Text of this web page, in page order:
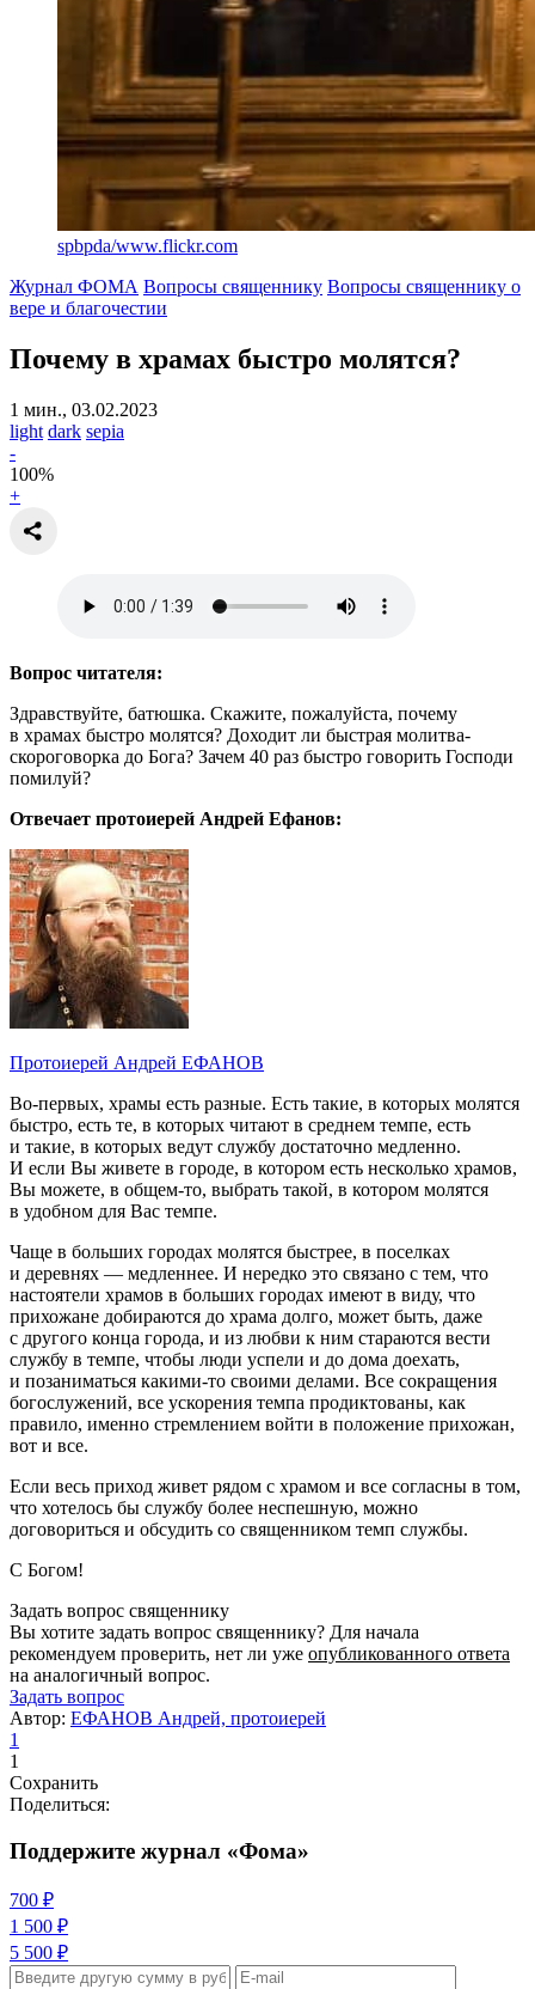
spbpda/www.flickr.com
Журнал ФОМА Вопросы священнику Вопросы священнику о
вере и благочестии
Почему в храмах быстро молятся?
1 мин., 03.02.2023
light dark sepia
-
100%
+
Вопрос читателя:
Здравствуйте, батюшка. Скажите, пожалуйста, почему
в храмах быстро молятся? Доходит ли быстрая молитва-
скороговорка до Бога? Зачем 40 раз быстро говорить Господи
помилуй?
Отвечает протоиерей Андрей Ефанов:
Протоиерей Андрей ЕФАНОВ
Во-первых, храмы есть разные. Есть такие, в которых молятся
быстро, есть те, в которых читают в среднем темпе, есть
и такие, в которых ведут службу достаточно медленно.
И если Вы живете в городе, в котором есть несколько храмов,
Вы можете, в общем-то, выбрать такой, в котором молятся
в удобном для Вас темпе.
Чаще в больших городах молятся быстрее, в поселках
и деревнях — медленнее. И нередко это связано с тем, что
настоятели храмов в больших городах имеют в виду, что
прихожане добираются до храма долго, может быть, даже
с другого конца города, и из любви к ним стараются вести
службу в темпе, чтобы люди успели и до дома доехать,
и позаниматься какими-то своими делами. Все сокращения
богослужений, все ускорения темпа продиктованы, как
правило, именно стремлением войти в положение прихожан,
вот и все.
Если весь приход живет рядом с храмом и все согласны в том,
что хотелось бы службу более неспешную, можно
договориться и обсудить со священником темп службы.
С Богом!
Задать вопрос священнику
Вы хотите задать вопрос священнику? Для начала
рекомендуем проверить, нет ли уже опубликованного ответа
на аналогичный вопрос.
Задать вопрос
Автор: ЕФАНОВ Андрей, протоиерей
1
1
Сохранить
Поделиться:
Поддержите журнал «Фома»
700 ₽
1 500 ₽
5 500 ₽